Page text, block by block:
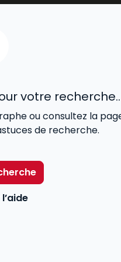
votre
ou consultez la
de recherche.